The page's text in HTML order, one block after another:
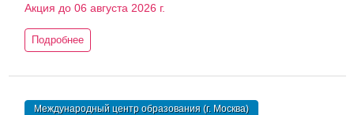
Акция до 06 августа 2026 г.
Подробнее
Международный центр образования (г. Москва)